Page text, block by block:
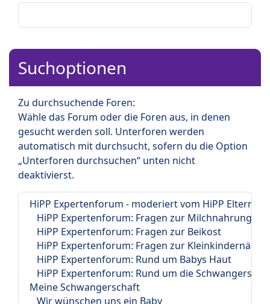
Suchoptionen
Zu durchsuchende Foren:
Wähle das Forum oder die Foren aus, in denen
gesucht werden soll. Unterforen werden
automatisch mit durchsucht, sofern du die Option
„Unterforen durchsuchen“ unten nicht
deaktivierst.